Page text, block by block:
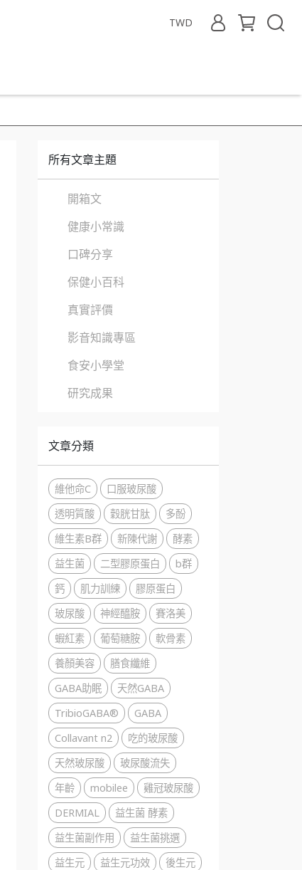
TWD
所有文章主題
開箱文
健康小常識
口碑分享
保健小百科
真實評價
影音知識專區
食安小學堂
研究成果
文章分類
維他命C
口服玻尿酸
透明質酸
穀胱甘肽
多酚
維生素B群
新陳代謝
酵素
益生菌
二型膠原蛋白
b群
鈣
肌力訓練
膠原蛋白
玻尿酸
神經醯胺
賽洛美
蝦紅素
葡萄糖胺
軟骨素
養顏美容
膳食纖維
GABA助眠
天然GABA
TribioGABA®
GABA
Collavant n2
吃的玻尿酸
天然玻尿酸
玻尿酸流失
年齡
mobilee
雞冠玻尿酸
DERMIAL
益生菌 酵素
益生菌副作用
益生菌挑選
益生元
益生元功效
後生元